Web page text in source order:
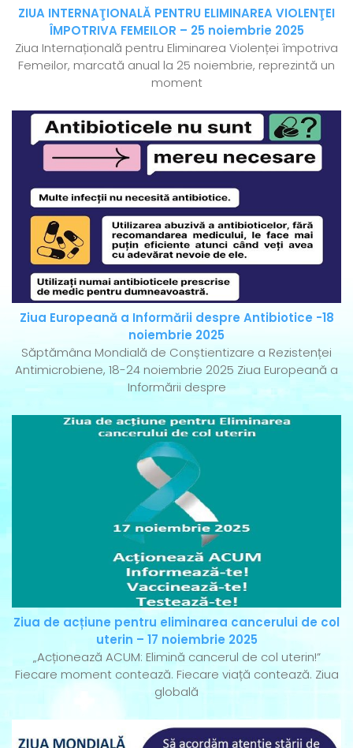
ZIUA INTERNAŢIONALĂ PENTRU ELIMINAREA VIOLENŢEI
ÎMPOTRIVA FEMEILOR – 25 noiembrie 2025
Ziua Internațională pentru Eliminarea Violenței împotriva
Femeilor, marcată anual la 25 noiembrie, reprezintă un
moment
Ziua Europeană a Informării despre Antibiotice -18
noiembrie 2025
Săptămâna Mondială de Conștientizare a Rezistenței
Antimicrobiene, 18-24 noiembrie 2025 Ziua Europeană a
Informării despre
Ziua de acțiune pentru eliminarea cancerului de col
uterin – 17 noiembrie 2025
„Acționează ACUM: Elimină cancerul de col uterin!”
Fiecare moment contează. Fiecare viață contează. Ziua
globală